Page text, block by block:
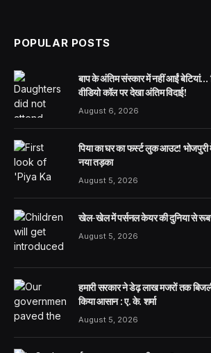
POPULAR POSTS
बाप के अंतिम संस्कार में नहीं आईं
वीडियो कॉल पर देखा अंतिम विदाई!
August 6, 2026
पिया का घर का फर्स्ट लुक आउट! भोजपुरी
नया तड़का
August 5, 2026
खेल-खेल में पर्सनल केयर की दुनिया से
August 5, 2026
हमारी सरकार ने डेढ़ लाख मजरों तक
किया आसान : ए. के. शर्मा
August 5, 2026